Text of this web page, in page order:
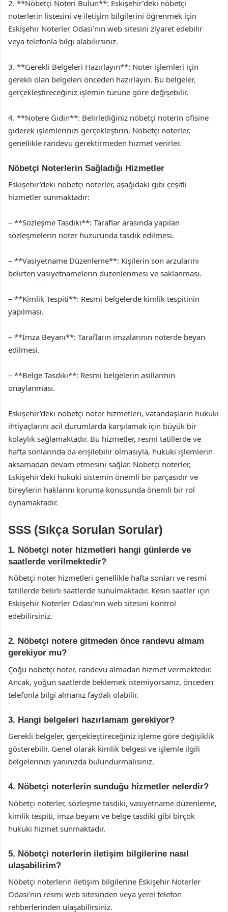
2. **Nöbetçi Noteri Bulun**: Eskişehir’deki nöbetçi
noterlerin listesini ve iletişim bilgilerini öğrenmek için
Eskişehir Noterler Odası’nın web sitesini ziyaret edebilir
veya telefonla bilgi alabilirsiniz.
3. **Gerekli Belgeleri Hazırlayın**: Noter işlemleri için
gerekli olan belgeleri önceden hazırlayın. Bu belgeler,
gerçekleştireceğiniz işlemin türüne göre değişebilir.
4. **Notere Gidin**: Belirlediğiniz nöbetçi noterin ofisine
giderek işlemlerinizi gerçekleştirin. Nöbetçi noterler,
genellikle randevu gerektirmeden hizmet verirler.
Nöbetçi Noterlerin Sağladığı Hizmetler
Eskişehir’deki nöbetçi noterler, aşağıdaki gibi çeşitli
hizmetler sunmaktadır:
– **Sözleşme Tasdiki**: Taraflar arasında yapılan
sözleşmelerin noter huzurunda tasdik edilmesi.
– **Vasiyetname Düzenleme**: Kişilerin son arzularını
belirten vasiyetnamelerin düzenlenmesi ve saklanması.
– **Kimlik Tespiti**: Resmi belgelerde kimlik tespitinin
yapılması.
– **İmza Beyanı**: Tarafların imzalarının noterde beyan
edilmesi.
– **Belge Tasdiki**: Resmi belgelerin asıllarının
onaylanması.
Eskişehir’deki nöbetçi noter hizmetleri, vatandaşların hukuki
ihtiyaçlarını acil durumlarda karşılamak için büyük bir
kolaylık sağlamaktadır. Bu hizmetler, resmi tatillerde ve
hafta sonlarında da erişilebilir olmasıyla, hukuki işlemlerin
aksamadan devam etmesini sağlar. Nöbetçi noterler,
Eskişehir’deki hukuki sistemin önemli bir parçasıdır ve
bireylerin haklarını koruma konusunda önemli bir rol
oynamaktadır.
SSS (Sıkça Sorulan Sorular)
1. Nöbetçi noter hizmetleri hangi günlerde ve
saatlerde verilmektedir?
Nöbetçi noter hizmetleri genellikle hafta sonları ve resmi
tatillerde belirli saatlerde sunulmaktadır. Kesin saatler için
Eskişehir Noterler Odası’nın web sitesini kontrol
edebilirsiniz.
2. Nöbetçi notere gitmeden önce randevu almam
gerekiyor mu?
Çoğu nöbetçi noter, randevu almadan hizmet vermektedir.
Ancak, yoğun saatlerde beklemek istemiyorsanız, önceden
telefonla bilgi almanız faydalı olabilir.
3. Hangi belgeleri hazırlamam gerekiyor?
Gerekli belgeler, gerçekleştireceğiniz işleme göre değişiklik
gösterebilir. Genel olarak kimlik belgesi ve işlemle ilgili
belgelerinizi yanınızda bulundurmalısınız.
4. Nöbetçi noterlerin sunduğu hizmetler nelerdir?
Nöbetçi noterler, sözleşme tasdiki, vasiyetname düzenleme,
kimlik tespiti, imza beyanı ve belge tasdiki gibi birçok
hukuki hizmet sunmaktadır.
5. Nöbetçi noterlerin iletişim bilgilerine nasıl
ulaşabilirim?
Nöbetçi noterlerin iletişim bilgilerine Eskişehir Noterler
Odası’nın resmi web sitesinden veya yerel telefon
rehberlerinden ulaşabilirsiniz.